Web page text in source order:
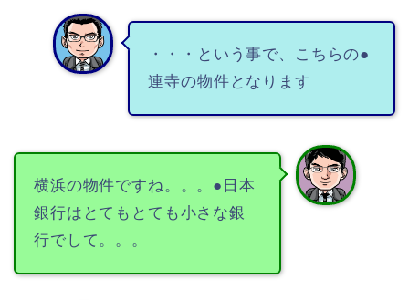
・・・という事で、こちらの●
連寺の物件となります
横浜の物件ですね。。。●日本
銀行はとてもとても小さな銀
行でして。。。